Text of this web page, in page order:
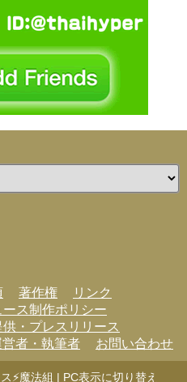
著作権
リンク
ース制作ポリシー
・プレスリリース
営者・執筆者 お問い合わせ
⚡魔法組 | PC表示に切り替え